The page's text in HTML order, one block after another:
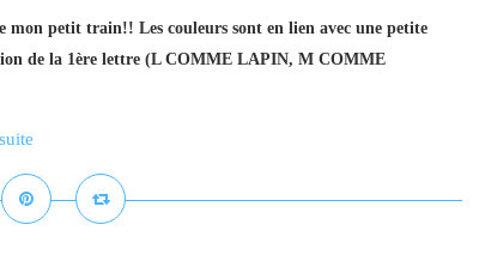
mon petit train!! Les couleurs sont en lien avec une petite
de la 1ère lettre (L COMME LAPIN, M COMME